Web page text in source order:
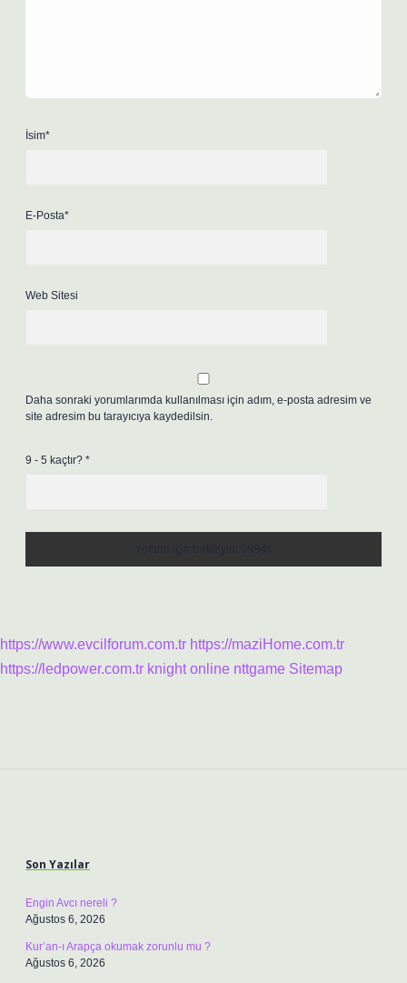
İsim*
E-Posta*
Web Sitesi
Daha sonraki yorumlarımda kullanılması için adım, e-posta adresim ve
site adresim bu tarayıcıya kaydedilsin.
9 - 5 kaçtır? *
https://www.evcilforum.com.tr https://maziHome.com.tr
https://ledpower.com.tr knight online nttgame Sitemap
Son Yazılar
Engin Avcı nereli ?
Ağustos 6, 2026
Kur’an-ı Arapça okumak zorunlu mu ?
Ağustos 6, 2026